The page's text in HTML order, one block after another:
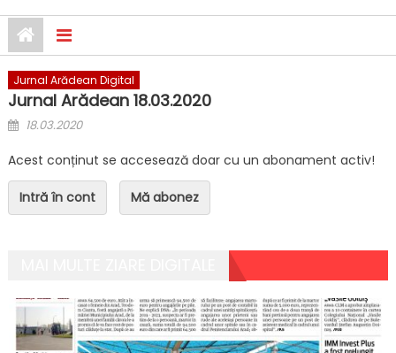
Jurnal Arădean Digital
Jurnal Arădean 18.03.2020
Posted on
18.03.2020
Acest conținut se accesează doar cu un abonament activ!
Intră în cont Mă abonez